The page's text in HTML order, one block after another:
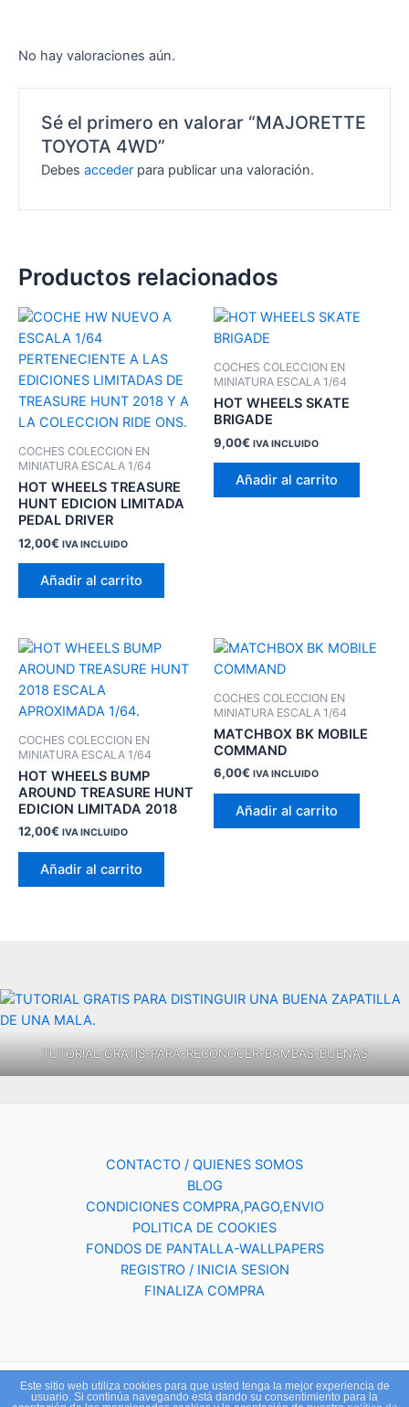
No hay valoraciones aún.
Sé el primero en valorar “MAJORETTE
TOYOTA 4WD”
Debesacceder para publicar una valoración.
Productos relacionados
COCHES COLECCION EN
MINIATURA ESCALA 1/64
HOT WHEELS TREASURE
HUNT EDICION LIMITADA
PEDAL DRIVER
12,00€ IVA INCLUIDO
Añadir al carrito
COCHES COLECCION EN
MINIATURA ESCALA 1/64
HOT WHEELS SKATE
BRIGADE
9,00€ IVA INCLUIDO
Añadir al carrito
COCHES COLECCION EN
MINIATURA ESCALA 1/64
HOT WHEELS BUMP
AROUND TREASURE HUNT
EDICION LIMITADA 2018
12,00€ IVA INCLUIDO
Añadir al carrito
COCHES COLECCION EN
MINIATURA ESCALA 1/64
MATCHBOX BK MOBILE
COMMAND
6,00€ IVA INCLUIDO
Añadir al carrito
TUTORIAL-GRATIS-PARA-RECONOCER-BAMBAS-BUENAS
CONTACTO / QUIENES SOMOS
BLOG
CONDICIONES COMPRA,PAGO,ENVIO
POLITICA DE COOKIES
FONDOS DE PANTALLA-WALLPAPERS
REGISTRO / INICIA SESION
FINALIZA COMPRA
Copyright © 2026 ESPORTSVIAN.COM | Powered byTema Astra
Este sitio web utiliza cookies para que usted tenga la mejor experiencia de
usuario. Si continúa navegando está dando su consentimiento para la